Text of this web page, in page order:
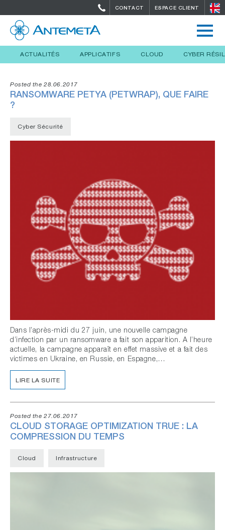
CONTACT ESPACE CLIENT
ACTUALITÉS APPLICATIFS CLOUD CYBER
Posted the 28.06.2017
RANSOMWARE PETYA (PETWRAP), QUE FAIRE
?
Cyber Sécurité
Dans l’après-midi du 27 juin, une nouvelle campagne
d’infection par un ransomware a fait son apparition. A l’heure
actuelle, la campagne apparaît en effet massive et a fait des
victimes en Ukraine, en Russie, en Espagne,…
LIRE LA SUITE
Posted the 27.06.2017
CLOUD STORAGE OPTIMIZATION TRUE : LA
COMPRESSION DU TEMPS
Cloud Infrastructure